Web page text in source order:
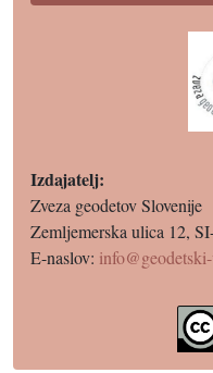
Izdajatelj:
Zveza geodetov Slovenije
Zemljemerska ulica 12,
E-naslov: